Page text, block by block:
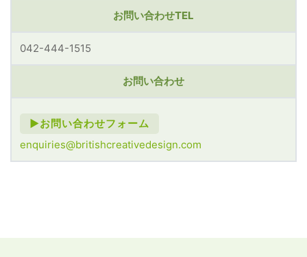
お問い合わせTEL
042-444-1515
お問い合わせ
►お問い合わせフォーム
enquiries@britishcreativedesign.com